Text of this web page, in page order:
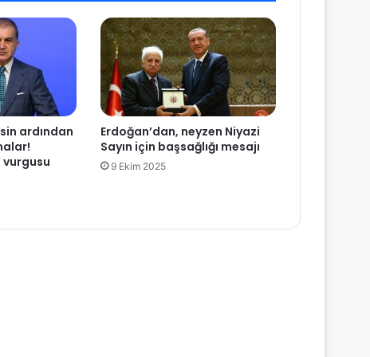
s
i
D
E
V
A
'
d
a
n
y
ardından
vurgusu
Erdoğan’dan, neyzen Niyazi
Sayın için başsağlığı mesajı
9 Ekim 2025